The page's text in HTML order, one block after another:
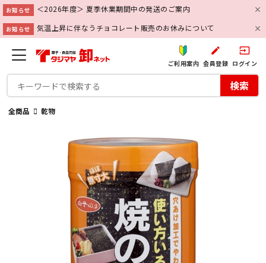
お知らせ ＜2026年度＞ 夏季休業期間中の発送のご案内
お知らせ 気温上昇に伴なうチョコレート販売のお休みについて
ご利用案内
create
会員登録
input
ログイン
検索
全商品 乾物